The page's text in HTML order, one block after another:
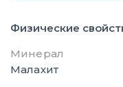
Физические
Минерал
Малахит